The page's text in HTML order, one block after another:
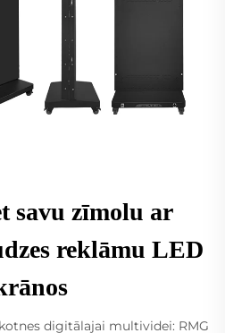
savu zīmolu ar
reklāmu LED
digitālajai multividei: RMG